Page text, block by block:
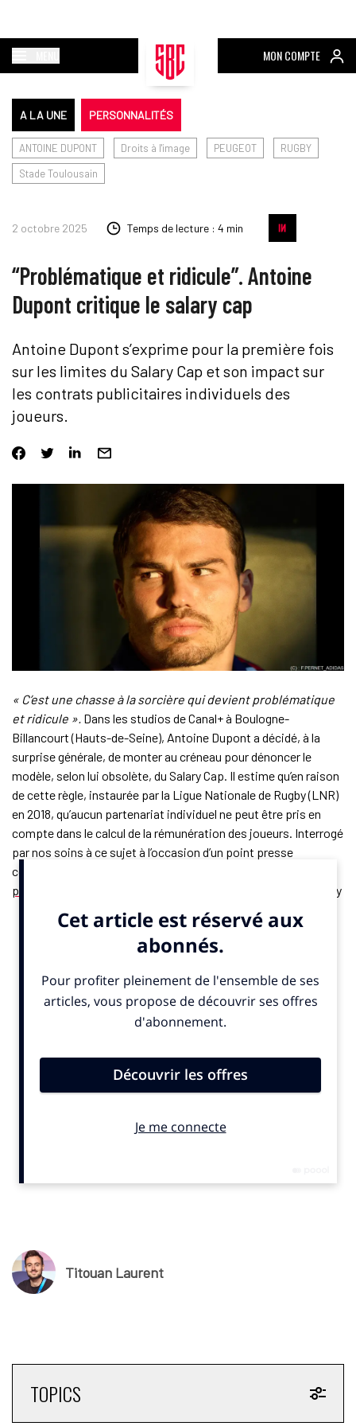
MON COMPTE
A LA UNE PERSONNALITÉS
ANTOINE DUPONT Droits à l'image PEUGEOT
RUGBY
Stade Toulousain
2 octobre 2025 Temps de lecture : 4 min
“Problématique et ridicule”. Antoine
Dupont critique le salary cap
Antoine Dupont s’exprime pour la première fois
sur les limites du Salary Cap et son impact sur
les contrats publicitaires individuels des
joueurs.
« C’est une chasse à la sorcière qui devient problématique
et ridicule ».Dans les studios de Canal+ à Boulogne-
Billancourt (Hauts-de-Seine), Antoine Dupont a décidé, à la
surprise générale, de monter au créneau pour dénoncer le
modèle, selon lui obsolète, du Salary Cap. Il estime qu’en raison
de cette règle, instaurée par la Ligue Nationale de Rugby (LNR)
en 2018, qu’aucun partenariat individuel ne peut être pris en
compte dans le calcul de la rémunération des joueurs. Interrogé
par nos soins à ce sujet à l’occasion d’un point presse
consacrée au Stade Toulousain et au
partenariat
avec Peugeot, la star de l’équipe de France de rugby
a poursuivi sa réflexion en aparté.
Votre question me donne l’occasion de parler de ce sujet
SportBusiness.Club , à l’AFP et au Monde.Les règles du
Salary Cap sont de plus en plus strictes. Elles nous
empêchent d’utiliser notre image individuelle à travers des
important pour les joueurs. Cela nous fait moins d’argent
car c’est décompté de nos salaires. Le tout alors que
l’économie du rugby a changé avec une audience et une
services sportifs ou liés à leur activité rugby entrent dans ce
plafond. Cela concerne notamment les contrats de sponsoring
des athlètes pour une marque qui serait partenaire du club
précis avec, justement, Peugeot. Son club est associé au
constructeur, et vient de prolonger son accord. En parallèle, lui-
Titouan Laurent
TOPICS